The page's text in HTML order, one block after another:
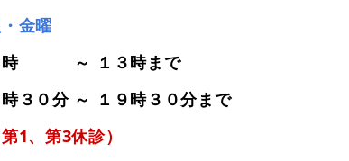
金曜
時 ～ １３時まで
時３０分 ～ １９時３０分まで
第1、第3休診）